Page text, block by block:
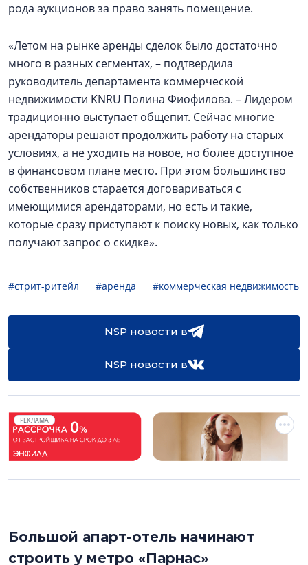
рода аукционов за право занять помещение.
«Летом на рынке аренды сделок было достаточно
много в разных сегментах, – подтвердила
руководитель департамента коммерческой
недвижимости KNRU Полина Фиофилова. – Лидером
традиционно выступает общепит. Сейчас многие
арендаторы решают продолжить работу на старых
условиях, а не уходить на новое, но более доступное
в финансовом плане место. При этом большинство
собственников старается договариваться с
имеющимися арендаторами, но есть и такие,
которые сразу приступают к поиску новых, как только
получают запрос о скидке».
#стрит-ритейл #аренда #коммерческая недвижимость
NSP новости в
NSP новости в
РЕКЛАМА
Большой апарт-отель начинают
строить у метро «Парнас»